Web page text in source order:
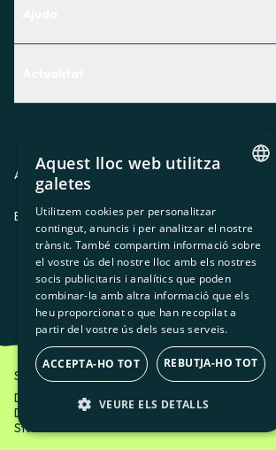
Premsa
Treballa amb nosaltres
Avis legal Política de privacitatPolítica de cookies
ES CAGLEU
Som Energia SCCL - 2026
Disseny Creatiu d'Etéreo Design.
Desenvolupament web per Utopig
Studio
SPANISH
GL
BASQUE
Aquest lloc web utilitza
galetes
Utilitzem cookies per personalitzar
contingut, anuncis i per analitzar el nostre
trànsit. També compartim informació sobre
el vostre ús del nostre lloc amb els nostres
socis publicitaris i analítics que poden
combinar-la amb altra informació que els
heu proporcionat o que han recopilat a
partir del vostre ús dels seus serveis.
ACCEPTA-HO TOT REBUTJA-HO TOT
VEURE ELS DETALLS
ESTRICTAMENT NECESSÀRIES